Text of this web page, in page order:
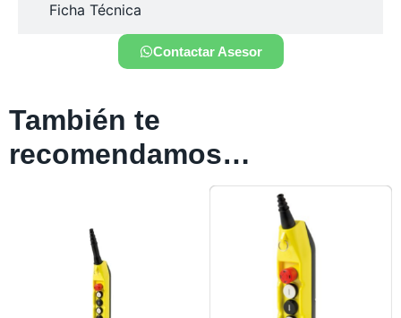
Ficha Técnica
Contactar Asesor
También te
recomendamos…